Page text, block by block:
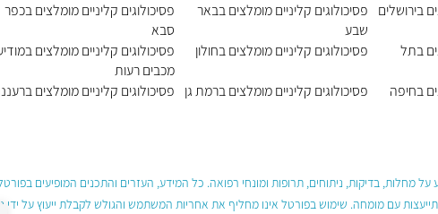
בירושלים
בתל
בחיפה
פסיכולוגים קליניים מומלצים בבאר
שבע
פסיכולוגים קליניים מומלצים בחולון
פסיכולוגים קליניים מומלצים ברמת גן
פסיכולוגים קליניים מומלצים בכפר
סבא
פסיכולוגים קליניים מומלצים
מכבים רעות
פסיכולוגים קליניים מומלצים
מחלות, בדיקות, ניתוחים, תרופות ומונחי רפואה. כל המידע, העזרים והתכנים המופיעים
עם מומחה. שימוש בפורטל אינו מחליף את אחריות המשתמש והגולש לקבלת ייעוץ על ידי